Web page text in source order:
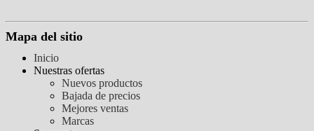
Mapa del sitio
Inicio
Nuestras ofertas
Nuevos productos
Bajada de precios
Mejores ventas
Marcas